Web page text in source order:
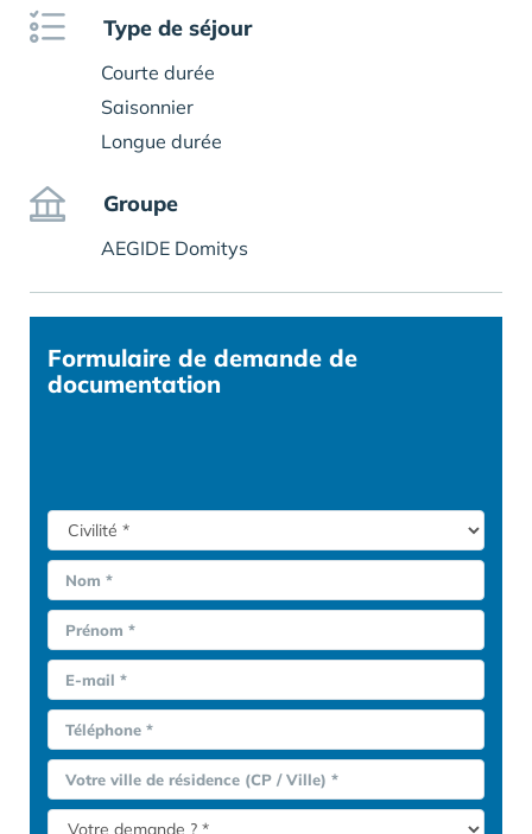
Type de séjour
Courte durée
Saisonnier
Longue durée
Groupe
AEGIDE Domitys
Formulaire de demande de
documentation
Nom *
Prénom *
E-mail *
Téléphone *
Votre ville de résidence (CP / Ville) *